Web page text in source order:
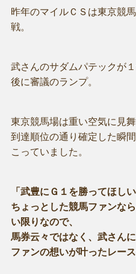
昨年のマイルＣＳは東京競
戦。
武さんのサダムパテックが
後に審議のランプ。
東京競馬場は重い空気に見
到達順位の通り確定した瞬
こっていました。
「武豊にＧ１を勝ってほしい
ちょっとした競馬ファンな
い限りなので、
馬券云々ではなく、武さん
ファンの想いが叶ったレー